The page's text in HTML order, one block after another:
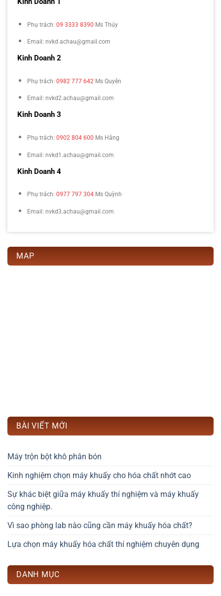
Phụ trách: 09 3333 8390 Ms Thúy
Email: nvkd.achau@gmail.com
Kinh Doanh 2
Phụ trách: 0982 777 642 Ms Quyên
Email: nvkd2.achau@gmail.com
Kinh Doanh 3
Phụ trách: 0902 804 600 Ms Hằng
Email: nvkd1.achau@gmail.com
Kinh Doanh 4
Phụ trách: 0977 797 304 Ms Quỳnh
Email: nvkd3.achau@gmail.com
MAP
BÀI VIẾT MỚI
Máy trộn bột khô phân bón
Kinh nghiệm chọn máy khuấy cho hóa chất nhớt cao
Sự khác biệt giữa máy khuấy thí nghiệm và máy khuấy
công nghiệp.
Vì sao phòng lab nào cũng cần máy khuấy hóa chất?
Lựa chọn máy khuấy hóa chất thí nghiệm chuyên dụng
DANH MỤC